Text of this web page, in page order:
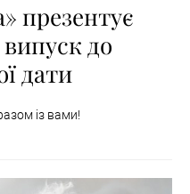
презентує
до
дати
із вами!